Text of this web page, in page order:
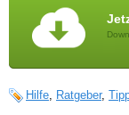
Hilfe, Ratgeber,